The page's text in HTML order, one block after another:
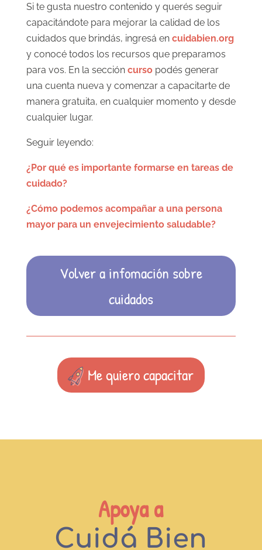
Si te gusta nuestro contenido y querés seguir
capacitándote para mejorar la calidad de los
cuidados que brindás, ingresá en cuidabien.org
y conocé todos los recursos que preparamos
para vos. En la sección cursopodés generar
una cuenta nueva y comenzar a capacitarte de
manera gratuita, en cualquier momento y desde
cualquier lugar.
Seguir leyendo:
¿Por qué es importante formarse en tareas de
cuidado?
¿Cómo podemos acompañar a una persona
mayor para un envejecimiento saludable?
Volver a infomación sobre
cuidados
Me quiero capacitar
Apoya a
Cuidá Bien